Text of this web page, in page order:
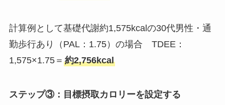
計算例として基礎代謝約1,575kcalの30代男性・通
勤歩行あり（PAL：1.75）の場合 TDEE：
1,575×1.75＝ 約2,756kcal
ステップ③：目標摂取カロリーを設定する